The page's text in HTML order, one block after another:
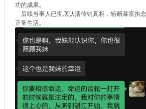
功的成果。
后续当事人已彻底认清传销真相，斩断暴富执
正常生活。